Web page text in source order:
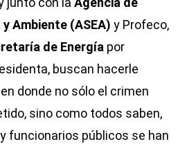
Ambiente (ASEA)y Profeco,
de Energía por
buscan hacerle
donde no sólo el crimen
sino como todos saben,
funcionarios públicos se han